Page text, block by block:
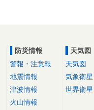
防災情報
警報・注意報
地震情報
津波情報
火山情報
天気図
天気図
気象衛星
世界衛星